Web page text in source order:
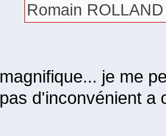
Romain ROLLAND
magnifique... je me
pas d'inconvénient a